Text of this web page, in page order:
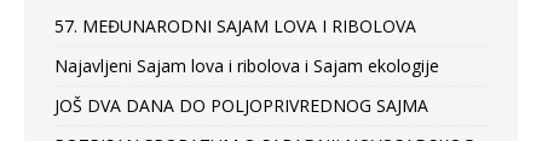
57. MEĐUNARODNI SAJAM LOVA I RIBOLOVA
Najavljeni Sajam lova i ribolova i Sajam ekologije
JOŠ DVA DANA DO POLJOPRIVREDNOG SAJMA